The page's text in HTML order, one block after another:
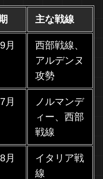
主な戦線
月
西部戦線、
アルデンヌ
攻勢
月
ノルマンデ
ィー、西部
戦線
月
イタリア戦
線